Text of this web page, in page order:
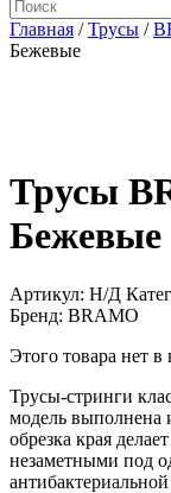
Главная /Трусы /
Бежевые
Трусы
Бежевые
Артикул: Н/Д
Бренд: BRAMO
Этого товара нет в
Трусы-стринги
модель выполнена
обрезка края
незаметными под